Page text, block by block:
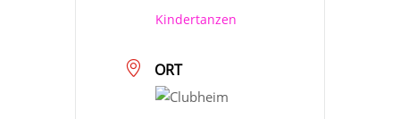
Kindertanzen
ORT